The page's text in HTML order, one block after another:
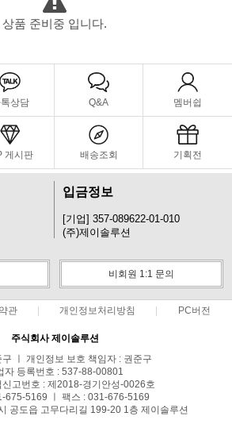
상품 준비중 입니다.
상담 Q&A 멤버쉽
게시판 배송조회 기획전
입금정보
[기업] 357-089622-01-010
(주)제이솔루션
비회원 1:1 문의
관 개인정보처리방침 PC버전
주식회사 제이솔루션
ㅣ 개인정보 보호 책임자 : 권준구
자 등록번호 : 537-88-00801
신고번호 : 제2018-경기안성-0026호
675-5169 ㅣ 팩스 : 031-676-5169
공도읍 고무다리길 199-20 1층 제이솔루션